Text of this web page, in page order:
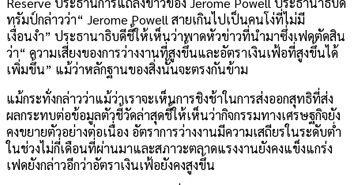
ทรัมป์กล่าวว่า“ Jerome Powell สายเกินไปเป็นคนโง่ที่ไม่มี
เงื่อนงำ” ประธานาธิบดีชี้ให้เห็นว่าพาดหัวข่าวที่นำมาซึ่งเฟดตัดสิน
ว่า“ ความเสี่ยงของการว่างงานที่สูงขึ้นและอัตราเงินเฟ้อที่สูงขึ้นได้
เพิ่มขึ้น” แม้ว่าหลักฐานของสิ่งนั้นจะตรงกันข้าม
แม้กระทั่งกล่าวว่าแม้ว่าเราจะเห็นการชิงช้าในการส่งออกสุทธิที่ส่ง
ผลกระทบต่อข้อมูลตัวชี้วัดล่าสุดชี้ให้เห็นว่ากิจกรรมทางเศรษฐกิจยัง
คงขยายตัวอย่างต่อเนื่อง อัตราการว่างงานมีความเสถียรในระดับต่ำ
ในช่วงไม่กี่เดือนที่ผ่านมาและสภาวะตลาดแรงงานยังคงแข็งแกร่ง
เฟดยังกล่าวอีกว่าอัตราเงินเฟ้อยังคงสูงขึ้น